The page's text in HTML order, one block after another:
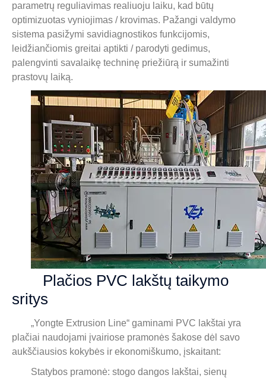
parametrų reguliavimas realiuoju laiku, kad būtų
optimizuotas vyniojimas / krovimas. Pažangi valdymo
sistema pasižymi savidiagnostikos funkcijomis,
leidžiančiomis greitai aptikti / parodyti gedimus,
palengvinti savalaikę techninę priežiūrą ir sumažinti
prastovų laiką.
Plačios PVC lakštų taikymo
sritys
„Yongte Extrusion Line“ gaminami PVC lakštai yra
plačiai naudojami įvairiose pramonės šakose dėl savo
aukščiausios kokybės ir ekonomiškumo, įskaitant:
Statybos pramonė: stogo dangos lakštai, sienų